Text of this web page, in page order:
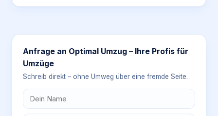
Anfrage an Optimal Umzug – Ihre Profis für
Umzüge
Schreib direkt – ohne Umweg über eine fremde Seite.